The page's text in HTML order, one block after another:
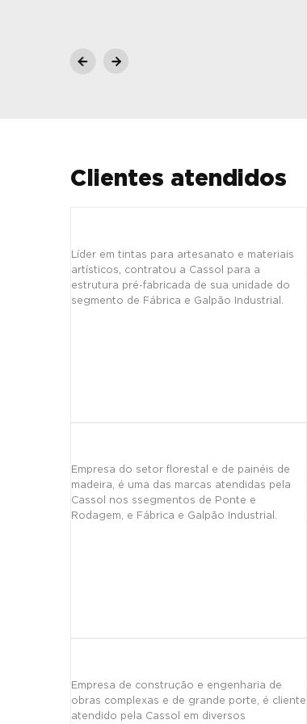
Clientes atendidos
Líder em tintas para artesanato e materiais
artísticos, contratou a Cassol para a
estrutura pré-fabricada de sua unidade do
segmento de Fábrica e Galpão Industrial.
Empresa do setor florestal e de painéis de
madeira, é uma das marcas atendidas pela
Cassol nos ssegmentos de Ponte e
Rodagem, e Fábrica e Galpão Industrial.
Empresa de construção e engenharia de
obras complexas e de grande porte, é cliente
atendido pela Cassol em diversos